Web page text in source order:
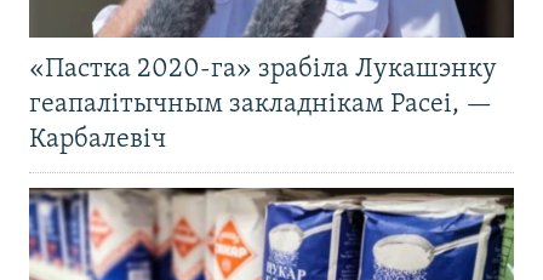
«Пастка 2020-га» зрабіла Лукашэнку
геапалітычным закладнікам Расеі, —
Карбалевіч